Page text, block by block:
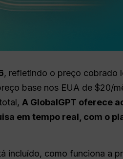
, refletindo o preço cobrado
base nos EUA de $20/
A GlobalGPT oferece
em tempo real, com o
incluído, como funciona a